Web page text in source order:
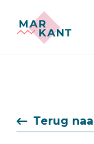
Terug